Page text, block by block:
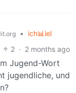
•
ich📊iel
2 · 2 months ago
Jugend-Wort
jugendliche, und